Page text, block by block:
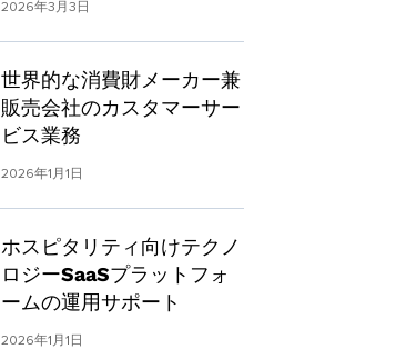
2026年3月3日
世界的な消費財メーカー兼
販売会社のカスタマーサー
ビス業務
2026年1月1日
ホスピタリティ向けテクノ
ロジーSaaSプラットフォ
ームの運用サポート
2026年1月1日